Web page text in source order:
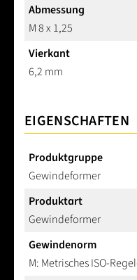
Abmessung
M 8 x 1,25
Vierkant
6,2 mm
EIGENSCHAFTEN
Produktgruppe
Gewindeformer
Produktart
Gewindeformer
Gewindenorm
M: Metrisches ISO-